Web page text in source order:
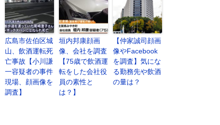
広島市佐伯区城
山、飲酒運転死
亡事故【小川謙
一容疑者の事件
現場、顔画像を
調査】
垣内邦康顔画
像、会社を調査
【75歳で飲酒運
転をした会社役
員の素性と
は？】
【仲家誠司顔画
像やFacebook
を調査】気にな
る勤務先や飲酒
の量は？